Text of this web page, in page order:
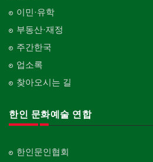
이민·유학
부동산·재정
주간한국
업소록
찾아오시는 길
한인 문화예술 연합
한인문인협회